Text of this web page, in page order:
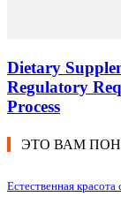
Dietary
Regulatory
Process
ЭТО ВАМ
Естественная